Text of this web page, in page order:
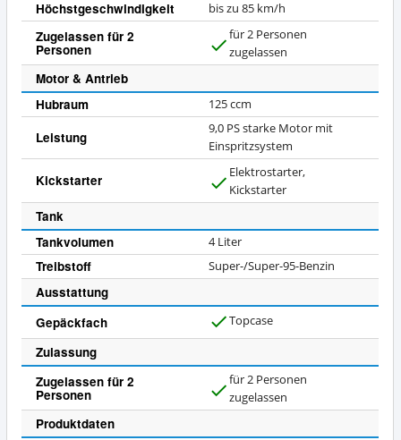
Höchstgeschwindigkeit bis zu 85 km/h
Zugelassen für 2
Personen
a
für 2 Personen
zugelassen
Motor & Antrieb
Hubraum
125 ccm
Leistung
9,0 PS starke Motor mit
Einspritzsystem
Kickstarter
a
Elektrostarter,
Kickstarter
Tank
Tankvolumen
4 Liter
Treibstoff Super-/Super-95-Benzin
Ausstattung
Gepäckfach
Topcase
Zulassung
Zugelassen für 2
Personen
a
für 2 Personen
zugelassen
Produktdaten